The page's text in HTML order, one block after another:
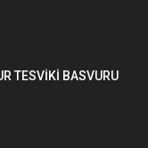
TESVİKİ BASVURU